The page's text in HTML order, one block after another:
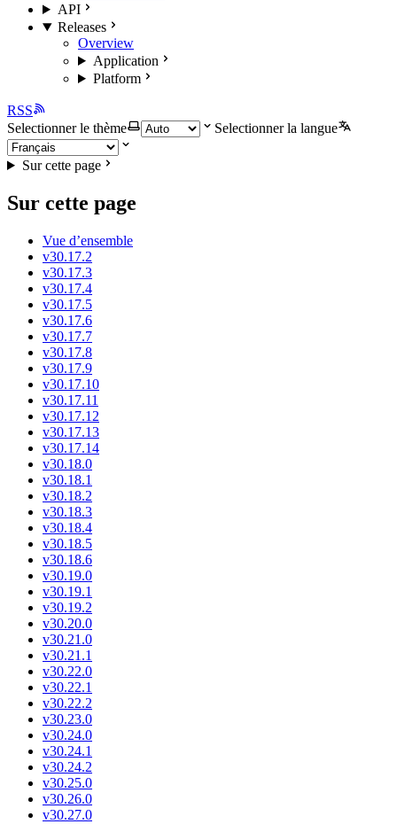
API
Releases
Overview
Application
Platform
RSS
Selectionner le thème
Selectionner la langue
Sur cette page
Sur cette page
Vue d’ensemble
v30.17.2
v30.17.3
v30.17.4
v30.17.5
v30.17.6
v30.17.7
v30.17.8
v30.17.9
v30.17.10
v30.17.11
v30.17.12
v30.17.13
v30.17.14
v30.18.0
v30.18.1
v30.18.2
v30.18.3
v30.18.4
v30.18.5
v30.18.6
v30.19.0
v30.19.1
v30.19.2
v30.20.0
v30.21.0
v30.21.1
v30.22.0
v30.22.1
v30.22.2
v30.23.0
v30.24.0
v30.24.1
v30.24.2
v30.25.0
v30.26.0
v30.27.0